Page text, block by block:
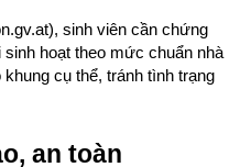
sinh viên cần chứng
hoạt theo mức chuẩn nhà
cụ thể, tránh tình trạng
an toàn